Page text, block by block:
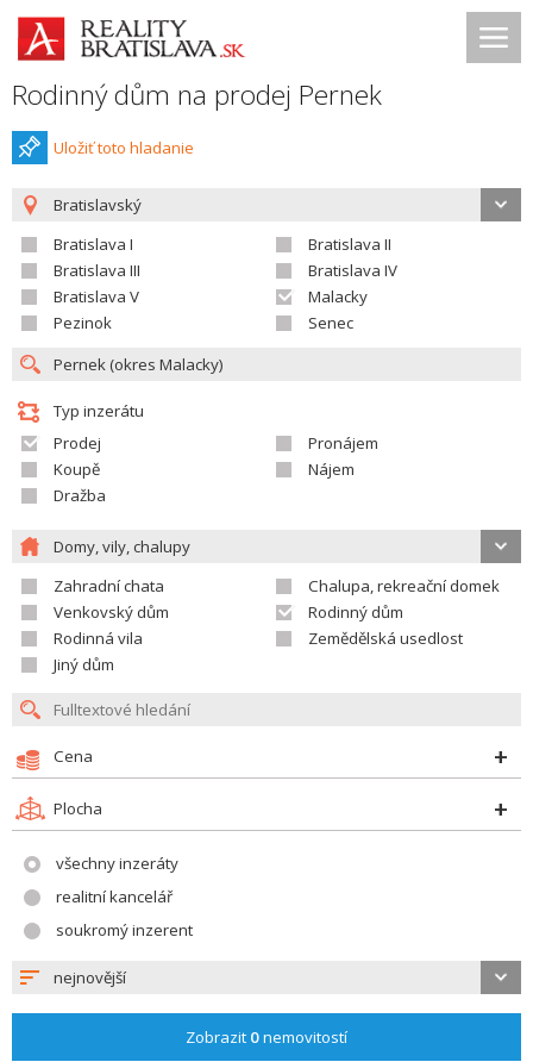
Rodinný dům na prodej Pernek
Uložiť toto hladanie
Bratislavský
Bratislava I
Bratislava II
Bratislava III
Bratislava IV
Bratislava V
Malacky
Pezinok
Senec
Typ inzerátu
Prodej
Pronájem
Koupě
Nájem
Dražba
Domy, vily, chalupy
Zahradní chata
Chalupa, rekreační domek
Venkovský dům
Rodinný dům
Rodinná vila
Zemědělská usedlost
Jiný dům
Cena
Plocha
všechny inzeráty
realitní kancelář
soukromý inzerent
nejnovější
Zobrazit 0nemovitostí